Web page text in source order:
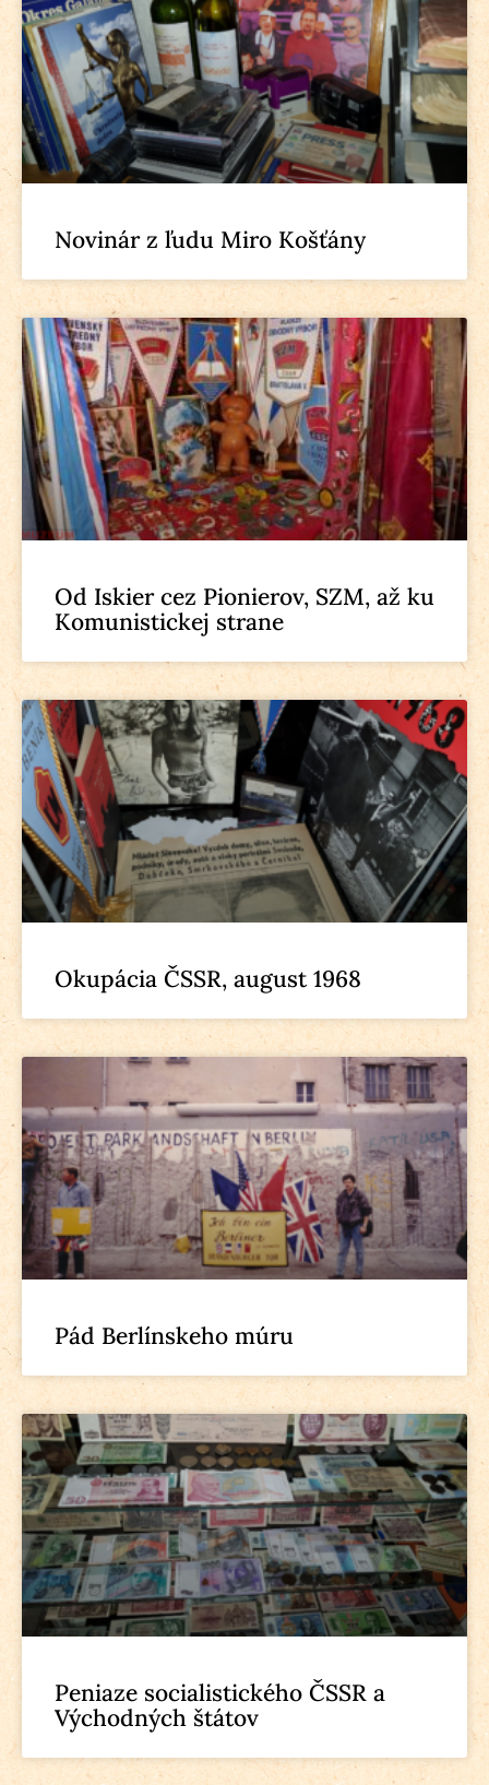
Novinár z ľudu Miro Košťány
Od Iskier cez Pionierov, SZM, až ku
Komunistickej strane
Okupácia ČSSR, august 1968
Pád Berlínskeho múru
Peniaze socialistického ČSSR a
Východných štátov